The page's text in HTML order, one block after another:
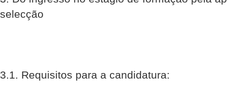
selecção
3.1. Requisitos para a candidatura: